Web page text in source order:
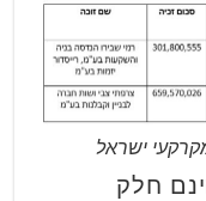
ישראל
חלק